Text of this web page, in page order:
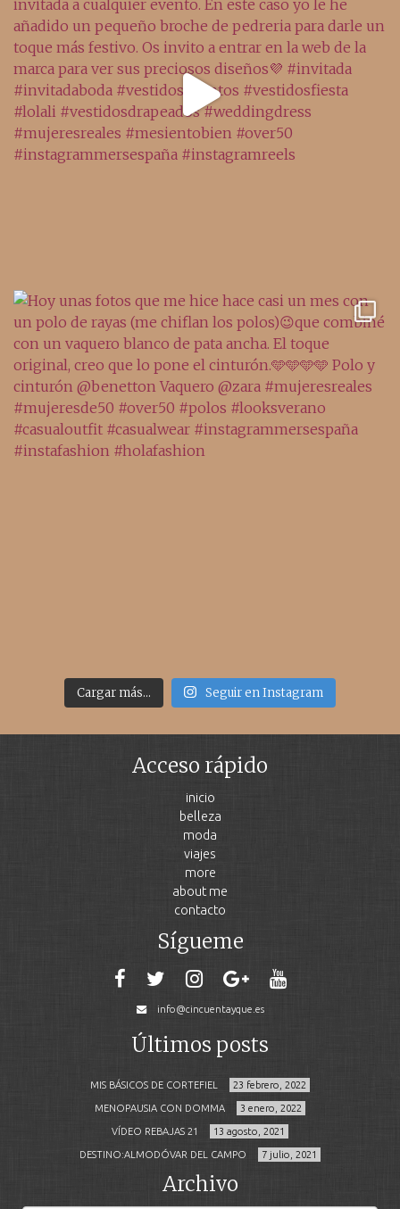
Cargar más... Seguir en Instagram
Acceso rápido
inicio
belleza
moda
viajes
more
about me
contacto
Sígueme
info@cincuentayque.es
Últimos posts
MIS BÁSICOS DE CORTEFIEL 23 febrero, 2022
MENOPAUSIA CON DOMMA 3 enero, 2022
VÍDEO REBAJAS 21 13 agosto, 2021
DESTINO:ALMODÓVAR DEL CAMPO 7 julio, 2021
Archivo